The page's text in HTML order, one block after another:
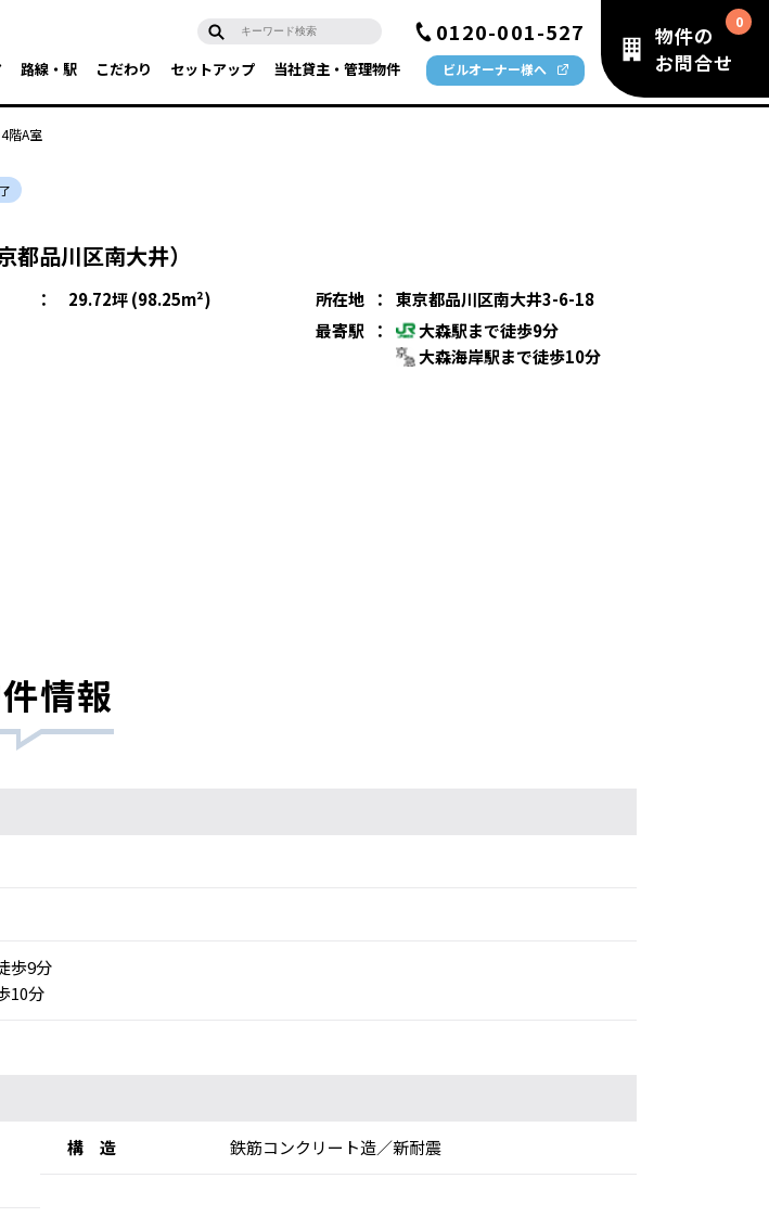
0120-001-527
路線・駅 こだわり セットアップ 当社貸主・管理物件 ビルオーナー様へ
物件の
お問合せ
階A室
都品川区南大井）
： 29.72坪 (98.25m²) 所在地 ：
東京都品川区南大井3-6-18
最寄駅
：
大森駅まで徒歩9分
大森海岸駅まで徒歩10分
情報
歩9分
10分
構 造 鉄筋コンクリート造／新耐震